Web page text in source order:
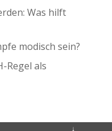
Was hilft
modisch sein?
Regel als